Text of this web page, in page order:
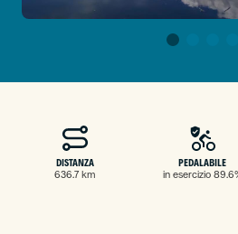
DISTANZA
636.7 km
PEDALABILE
in esercizio